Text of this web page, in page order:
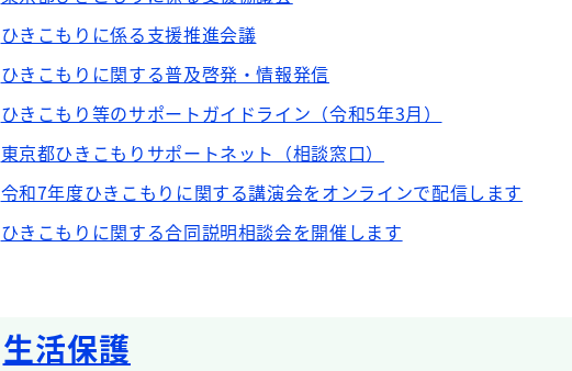
ひきこもりに係る支援推進会議
ひきこもりに関する普及啓発・情報発信
ひきこもり等のサポートガイドライン（令和5年3月）
東京都ひきこもりサポートネット（相談窓口）
令和7年度ひきこもりに関する講演会をオンラインで配信します
ひきこもりに関する合同説明相談会を開催します
生活保護